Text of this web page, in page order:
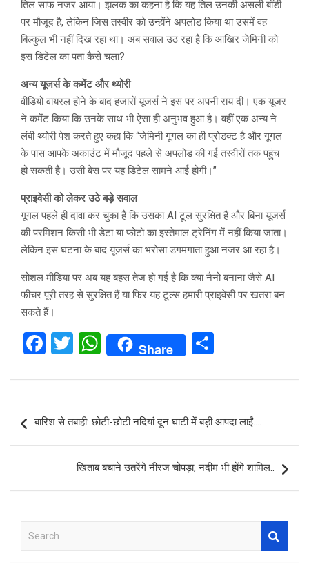
तिल साफ नजर आया। झलक का कहना है कि यह तिल उनकी असली बॉडी
पर मौजूद है, लेकिन जिस तस्वीर को उन्होंने अपलोड किया था उसमें वह
बिल्कुल भी नहीं दिख रहा था। अब सवाल उठ रहा है कि आखिर जेमिनी को
इस डिटेल का पता कैसे चला?
अन्य यूजर्स के कमेंट और थ्योरी
वीडियो वायरल होने के बाद हजारों यूजर्स ने इस पर अपनी राय दी। एक यूजर
ने कमेंट किया कि उनके साथ भी ऐसा ही अनुभव हुआ है। वहीं एक अन्य ने
लंबी थ्योरी पेश करते हुए कहा कि “जेमिनी गूगल का ही प्रोडक्ट है और गूगल
के पास आपके अकाउंट में मौजूद पहले से अपलोड की गई तस्वीरों तक पहुंच
हो सकती है। उसी बेस पर यह डिटेल सामने आई होगी।”
प्राइवेसी को लेकर उठे बड़े सवाल
गूगल पहले ही दावा कर चुका है कि उसका AI टूल सुरक्षित है और बिना यूजर्स
की परमिशन किसी भी डेटा या फोटो का इस्तेमाल ट्रेनिंग में नहीं किया जाता।
लेकिन इस घटना के बाद यूजर्स का भरोसा डगमगाता हुआ नजर आ रहा है।
सोशल मीडिया पर अब यह बहस तेज हो गई है कि क्या नैनो बनाना जैसे AI
फीचर पूरी तरह से सुरक्षित हैं या फिर यह टूल्स हमारी प्राइवेसी पर खतरा बन
सकते हैं।
F
ce
b
o
o
T
tt
er
W
h
at
s
A
p
p
Share
ar
navigation
बारिश से तबाही: छोटी-छोटी नदियां दून घाटी में बड़ी आपदा लाईं….
खिताब बचाने उतरेंगे नीरज चोपड़ा, नदीम भी होंगे शामिल..